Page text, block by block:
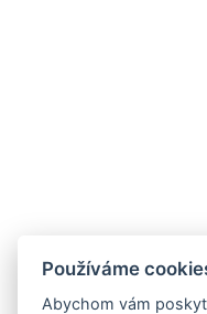
Používáme
Abychom vám